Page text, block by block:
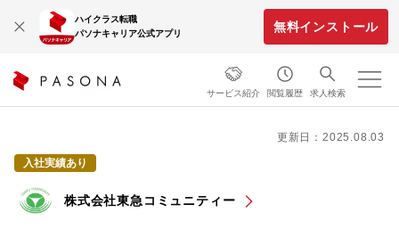
ハイクラス転職
パソナキャリア公式アプリ
無料インストール
サービス紹介 閲覧履歴 求人検索
更新日：2025.08.03
入社実績あり
株式会社東急コミュニティー